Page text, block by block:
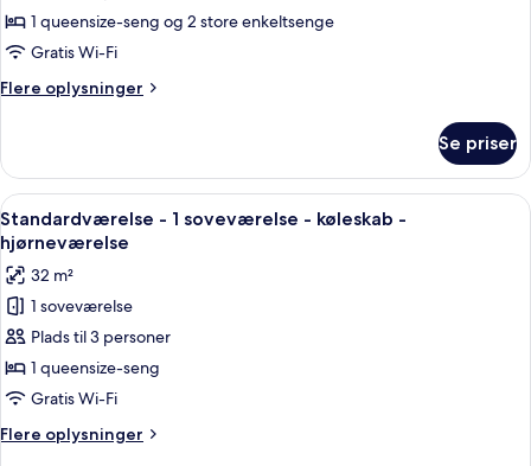
havudsigt
-
flere
soveværelser
-
hjørneværelse
1 queensize-seng og 2 store enkeltsenge
Gratis Wi-Fi
Flere oplysninger
Flere
-
flere
soveværelser
-
køleskab
hjørneværelse
Se priser
Indlæs
alle
billeder
af
Standardværelse
-
1
soveværelse
-
køleskab
Et hotelværelse med en stor seng,
1
Standardværelse - 1 soveværelse - køleskab -
hjørneværelse
32 m²
1 soveværelse
Plads til 3 personer
1 queensize-seng
Gratis Wi-Fi
Flere oplysninger
Flere